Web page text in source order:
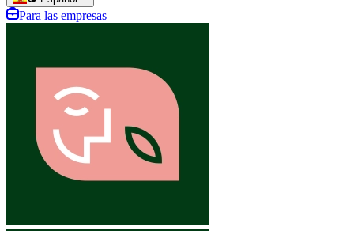
Para las empresas